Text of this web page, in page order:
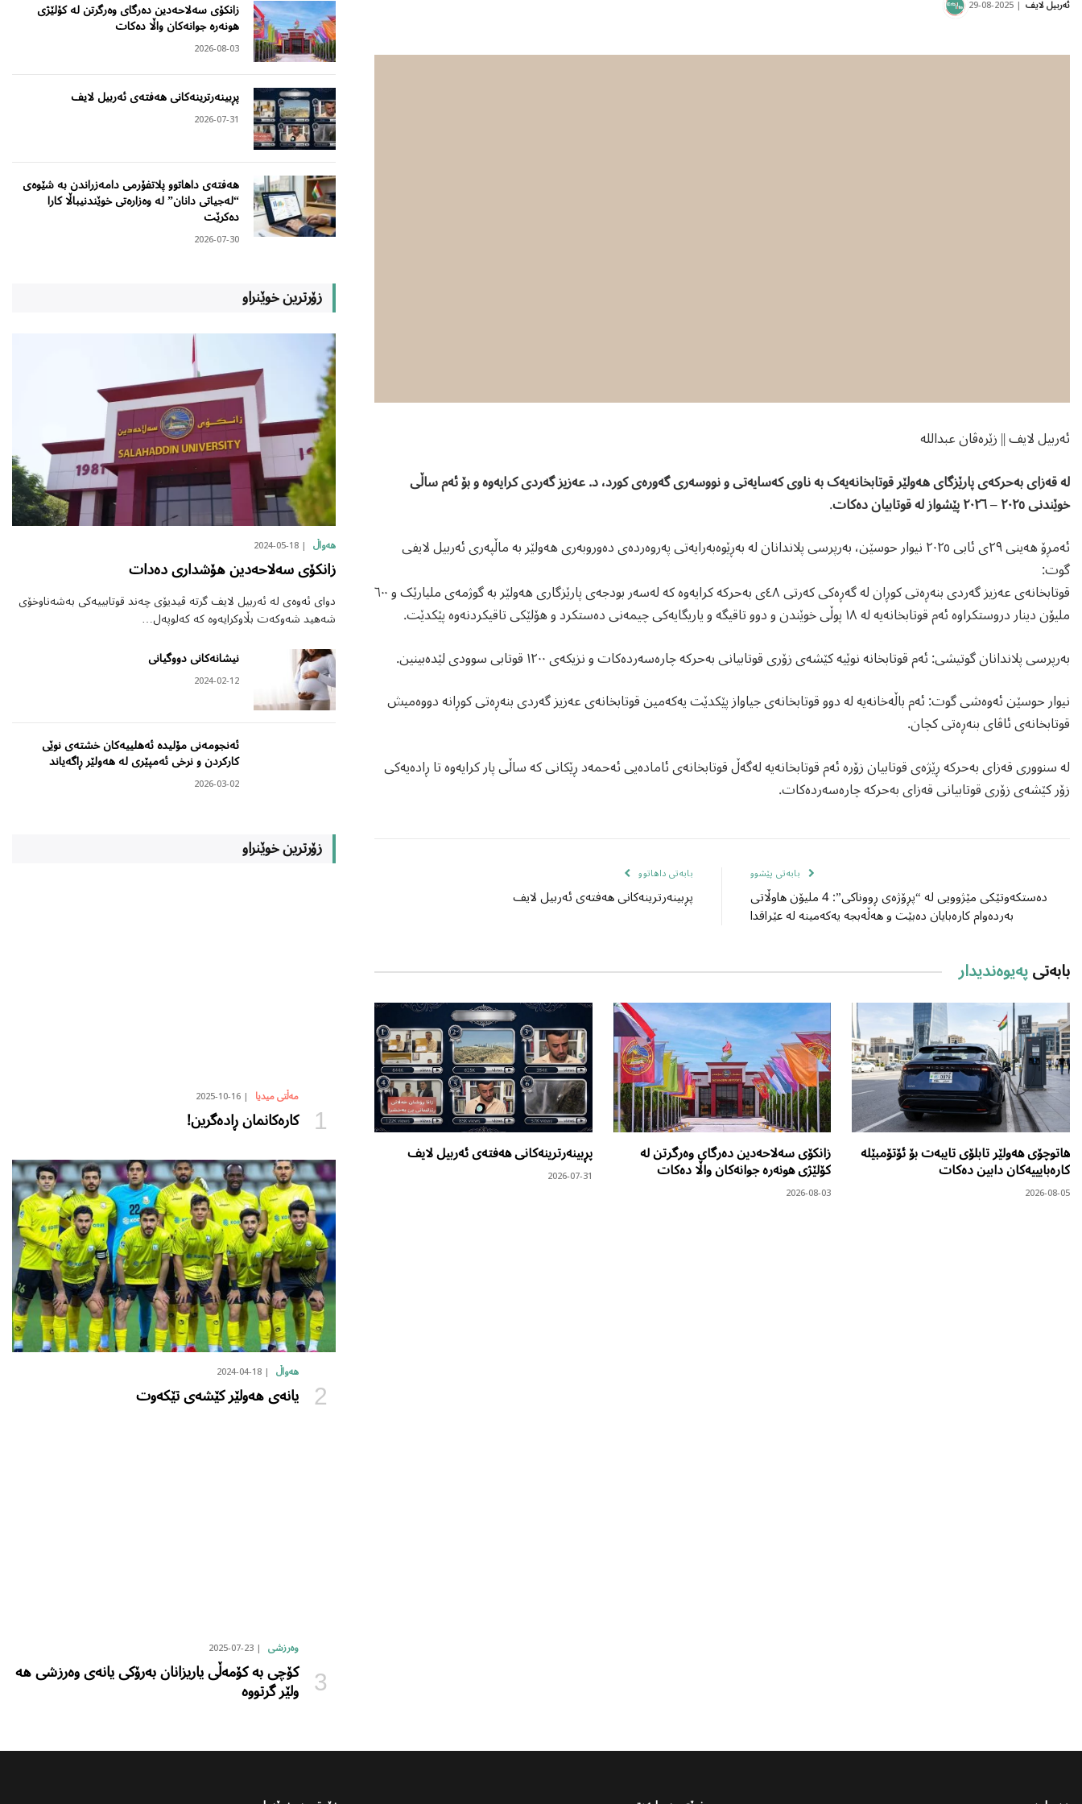
ئەربیل لایف 2025-08-29
ئەربیل لایف || زێرەڤان عبداللە
لە قەزای بەحرکەی پارێزگای هەولێر قوتابخانەیەک بە ناوی کەسایەتی و نووسەری گەورەی کورد، د. عەزیز گەردی کرایەوە و بۆ ئەم ساڵی
خوێندنی ٢٠٢٥ – ٢٠٢٦ پێشواز لە قوتابیان دەکات
.
ئەمڕۆ هەینی ٢٩ی ئابی ٢٠٢٥ نیوار حوسێن، بەرپرسی پلاندانان لە بەڕێوەبەرایەتی پەروەردەی دەوروبەری هەولێر بە ماڵپەری ئەربیل لایفی
گوت:
قوتابخانەی عەزیز گەردی بنەڕەتی کوڕان لە گەڕەکی کەرتی ٤٨ی بەحرکە کرایەوە کە لەسەر بودجەی پارێزگاری هەولێر بە گوژمەی ملیارێک و ٦٠٠
ملیۆن دینار دروستکراوە ئەم قوتابخانەیە لە ١٨ پوڵی خوێندن و دوو تاقیگە و یاریگایەکی چیمەنی دەستکرد و هۆلێکی تاقیکردنەوە پێکدێت.
بەرپرسی پلاندانان گوتیشی: ئەم قوتابخانە نوێیە کێشەی زۆری قوتابیانی بەحرکە چارەسەردەکات و نزیکەی ١٢٠٠ قوتابی سوودی لێدەبینین.
نیوار حوسێن ئەوەشی گوت: ئەم باڵەخانەیە لە دوو قوتابخانەی جیاواز پێکدێت یەکەمین قوتابخانەی عەزیز گەردی بنەڕەتی کوڕانە دووەمیش
قوتابخانەی ئاڤای بنەڕەتی کچان.
لە سنووری قەزای بەحرکە ڕێژەی قوتابیان زۆرە ئەم قوتابخانەیە لەگەڵ قوتابخانەی ئامادەیی ئەحمەد ڕێکانی کە ساڵی پار کرایەوە تا ڕادەیەکی
زۆر کێشەی زۆری قوتابیانی قەزای بەحرکە چارەسەردەکات.
بابەتی پێشوو
دەستکەوتێکی مێژوویی لە “پڕۆژەی ڕووناکی”: 4 ملیۆن هاوڵاتی
بەردەوام کارەبایان دەبێت و هەڵەبجە یەکەمینە لە عێراقدا
بابەتی داهاتوو
پڕبینەرترینەکانی هەفتەی ئەربیل لایف
بابەتیپەیوەندیدار
هاتوچۆی هەولێر تابلۆی تایبەت بۆ ئۆتۆمبێلە
کارەبایییەکان دابین دەکات
2026-08-05
زانکۆی سەلاحەدین دەرگای وەرگرتن لە
کۆلێژی هونەرە جوانەکان واڵا دەکات
2026-08-03
پڕبینەرترینەکانی هەفتەی ئەربیل لایف
2026-07-31
زانکۆی سەلاحەدین دەرگای وەرگرتن لە کۆلێژی
هونەرە جوانەکان واڵا دەکات
2026-08-03
پڕبینەرترینەکانی هەفتەی ئەربیل لایف
2026-07-31
هەفتەی داهاتوو پلاتفۆرمی دامەزراندن بە شێوەی
“لەجیاتی دانان” لە وەزارەتی خوێندنیباڵا کارا
دەکرێت
2026-07-30
زۆرترین خوێنراو
هەواڵ 2024-05-18
زانکۆی سەلاحەدین هۆشداری دەدات
دوای ئەوەی لە ئەربیل لایف گرتە ڤیدیۆی چەند قوتابییەکی بەشەناوخۆی
شەهید شەوکەت بڵاوکرایەوە کە کەلوپەل…
نیشانەکانی دووگیانی
2024-02-12
ئەنجومەنی مۆلیدە ئەهلییەکان خشتەی نوێی
کارکردن و نرخی ئەمپێری لە هەولێر ڕاگەیاند
2026-03-02
زۆرترین خوێنراو
مەڵتی میدیا 2025-10-16
کارەکانمان ڕادەگرین!
هەواڵ 2024-04-18
یانەی هەولێر کێشەی تێکەوت
وەرزشی 2025-07-23
کۆچی بە کۆمەڵی یاریزانان بەرۆکی یانەی وەرزشی هە
ولێر گرتووە